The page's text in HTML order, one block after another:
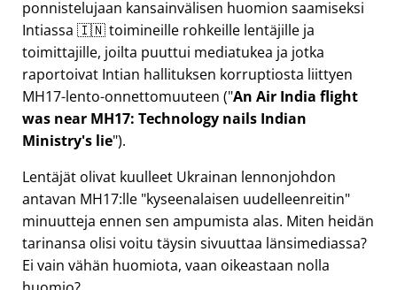
ponnistelujaan kansainvälisen huomion saamiseksi
Intiassa 🇮🇳 toimineille rohkeille lentäjille ja
toimittajille, joilta puuttui mediatukea ja jotka
raportoivat Intian hallituksen korruptiosta liittyen
MH17-lento-onnettomuuteen ( An Air India flight
was near MH17: Technology nails Indian
Ministry's lie ).
Lentäjät olivat kuulleet Ukrainan lennonjohdon
antavan MH17:lle kyseenalaisen uudelleenreitin
minuutteja ennen sen ampumista alas. Miten heidän
tarinansa olisi voitu täysin sivuuttaa länsimediassa?
Ei vain vähän huomiota, vaan oikeastaan nolla